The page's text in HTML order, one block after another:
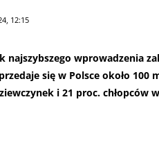
12:15
najszybszego wprowadzenia
się w Polsce około
i 21 proc. chłopców